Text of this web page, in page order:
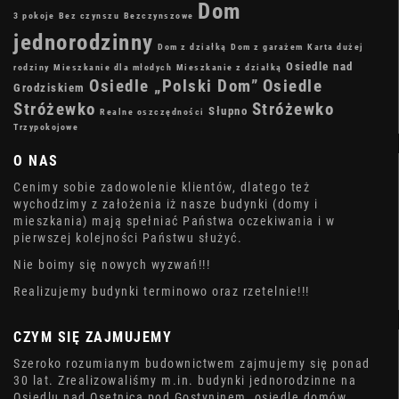
3 pokoje Bez czynszu Bezczynszowe
Dom
jednorodzinny Dom z działką Dom z garażem Karta dużej
rodziny Mieszkanie dla młodych Mieszkanie z działką Osiedle nad
Grodziskiem Osiedle „Polski Dom” Osiedle
Stróżewko Realne oszczędności Słupno Stróżewko
Trzypokojowe
O NAS
Cenimy sobie zadowolenie klientów, dlatego też
wychodzimy z założenia iż nasze budynki (domy i
mieszkania) mają spełniać Państwa oczekiwania i w
pierwszej kolejności Państwu służyć.
Nie boimy się nowych wyzwań!!!
Realizujemy budynki terminowo oraz rzetelnie!!!
CZYM SIĘ ZAJMUJEMY
Szeroko rozumianym budownictwem zajmujemy się ponad
30 lat. Zrealizowaliśmy m.in. budynki jednorodzinne na